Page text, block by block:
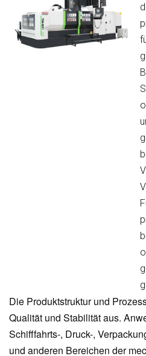
Die Produktstruktur und
Qualität und Stabilität aus.
Schifffahrts-, Druck-,
und anderen Bereichen der